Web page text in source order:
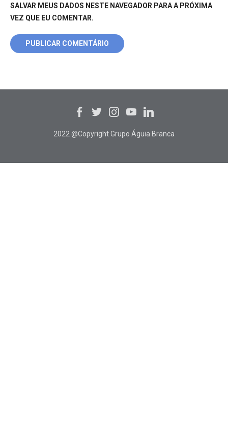
SALVAR MEUS DADOS NESTE NAVEGADOR PARA A PRÓXIMA
VEZ QUE EU COMENTAR.
2022 @Copyright Grupo Águia Branca